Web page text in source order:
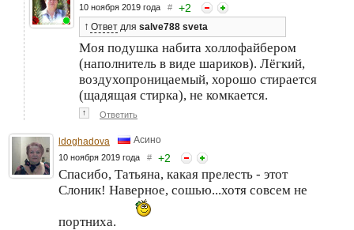
10 ноября 2019 года # +2
↑ Ответ для salve788 sveta
Моя подушка набита холлофайбером
(наполнитель в виде шариков). Лёгкий,
воздухопроницаемый, хорошо стирается
(щадящая стирка), не комкается.
↑ Ответить
ldoghadova Асино
10 ноября 2019 года # +2
Спасибо, Татьяна, какая прелесть - этот
Слоник! Наверное, сошью...хотя совсем не
портниха.